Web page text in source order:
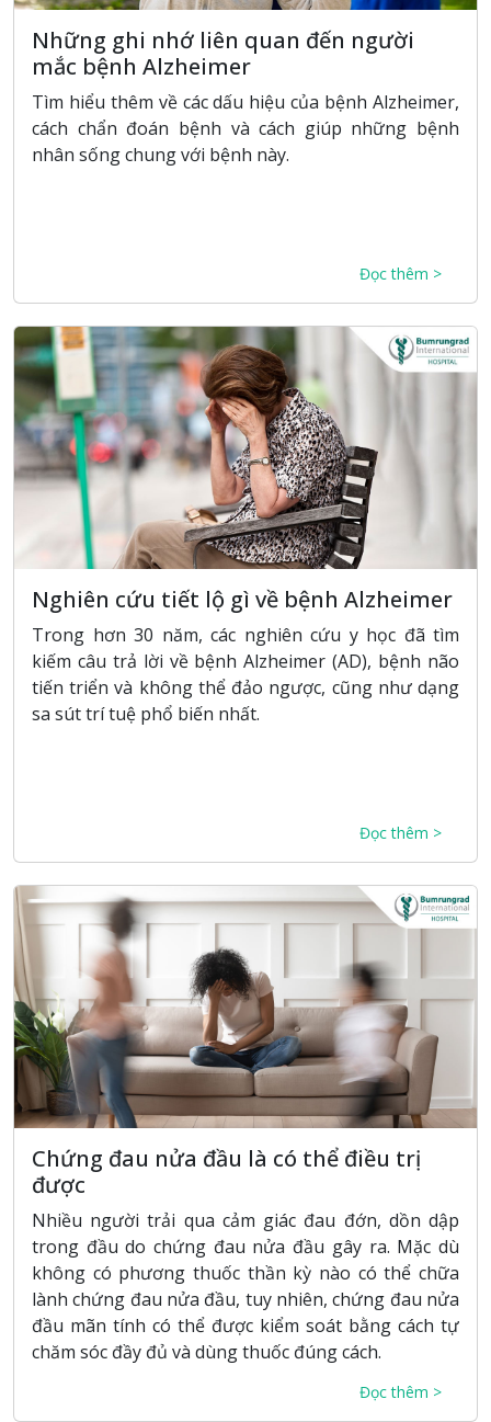
Những ghi nhớ liên quan đến người
mắc bệnh Alzheimer
Tìm hiểu thêm về các dấu hiệu của bệnh Alzheimer,
cách chẩn đoán bệnh và cách giúp những bệnh
nhân sống chung với bệnh này.
Đọc thêm >
Nghiên cứu tiết lộ gì về bệnh Alzheimer
Trong hơn 30 năm, các nghiên cứu y học đã tìm
kiếm câu trả lời về bệnh Alzheimer (AD), bệnh não
tiến triển và không thể đảo ngược, cũng như dạng
sa sút trí tuệ phổ biến nhất.
Đọc thêm >
Chứng đau nửa đầu là có thể điều trị
được
Nhiều người trải qua cảm giác đau đớn, dồn dập
trong đầu do chứng đau nửa đầu gây ra. Mặc dù
không có phương thuốc thần kỳ nào có thể chữa
lành chứng đau nửa đầu, tuy nhiên, chứng đau nửa
đầu mãn tính có thể được kiểm soát bằng cách tự
chăm sóc đầy đủ và dùng thuốc đúng cách.
Đọc thêm >